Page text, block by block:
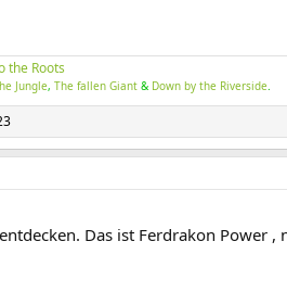
the Roots
Jungle, The fallen Giant & Down by the Riverside.
Das ist Ferdrakon Power